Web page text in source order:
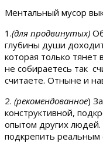
Ментальный мусор
1.(для продвинутых)
глубины души
которая только
не собираетесь так
считаете. Отныне и
2. (рекомендованное)
конструктивной,
опытом других людей.
подкрепить